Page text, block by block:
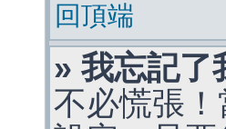
回頂端
» 我忘記了
不必慌張